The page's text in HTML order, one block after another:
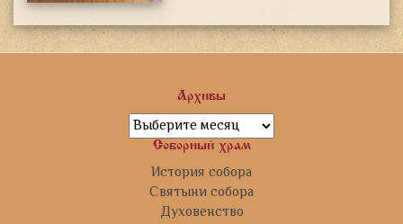
Архивы
Архивы
Соборный храм
История собора
Святыни собора
Духовенство